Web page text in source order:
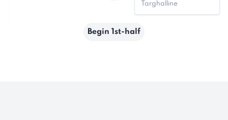
Targhalline
Begin 1st-half